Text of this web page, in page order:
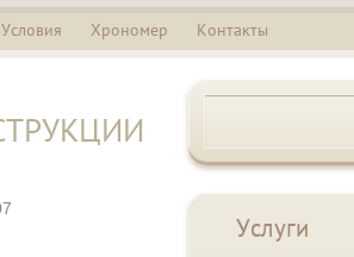
Условия Хрономер Контакты
Услуги